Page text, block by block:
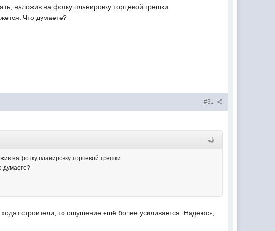
наложив на фотку планировку торцевой трешки.
Что думаете?
#31
на фотку планировку торцевой трешки.
думаете?
строители, то ошущение ешё более усиливается. Надеюсь,